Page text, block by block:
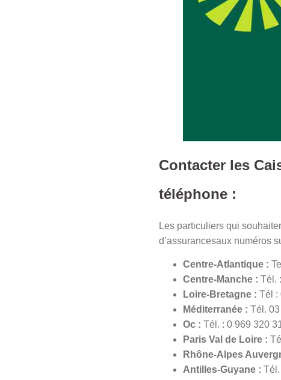
Contacter les
téléphone :
Les particuliers qui
d’assurancesaux numéros
Centre-Atlantique :
Centre-Manche : Tél.
Loire-Bretagne : Tél :
Méditerranée : Tél.
Oc : Tél. : 0 969 320
Paris Val de Loire :
Rhône-Alpes
Antilles-Guyane :